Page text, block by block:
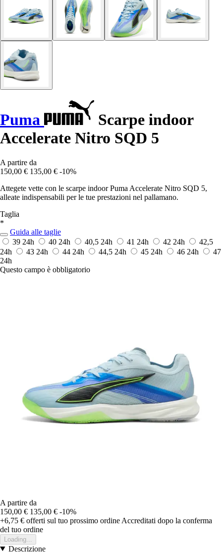
Puma
Scarpe indoor
Accelerate Nitro SQD 5
A partire da
150,00 € 135,00 € -10%
Attegete vette con le scarpe indoor Puma Accelerate Nitro SQD 5,
alleate indispensabili per le tue prestazioni nel pallamano.
Taglia
*
Guida alle taglie
39 24h 40 24h 40,5 24h 41 24h 42 24h
42,5
24h
43 24h 44 24h 44,5 24h 45 24h 46 24h
47
24h
Questo campo è obbligatorio
A partire da
150,00 € 135,00 € -10%
+6,75 € offerti sul tuo prossimo ordine Accreditati dopo la conferma
del tuo ordine
Loading...
Descrizione